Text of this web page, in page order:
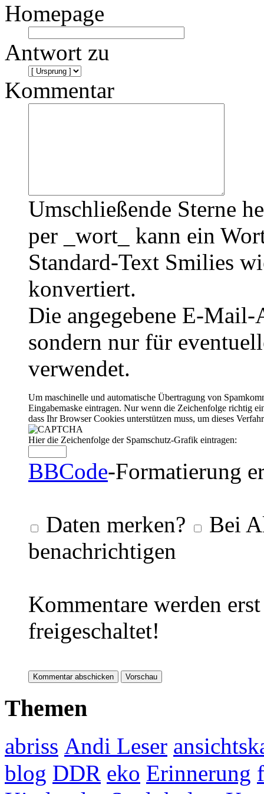
Homepage
Antwort zu
Kommentar
Umschließende Sterne
per _wort_ kann ein
Standard-Text Smilies
konvertiert.
Die angegebene E-
sondern nur für
verwendet.
Um maschinelle und automatische Übertragung von
Eingabemaske eintragen. Nur wenn die Zeichenfolge richtig
dass Ihr Browser Cookies unterstützen muss, um dieses
Hier die Zeichenfolge der Spamschutz-Grafik eintragen:
BBCode-Formatierung
Daten merken?
Bei
benachrichtigen
Kommentare werden
freigeschaltet!
Themen
abriss Andi Leser
blog DDR eko Erinnerung